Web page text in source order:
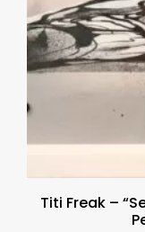
Titi Freak –